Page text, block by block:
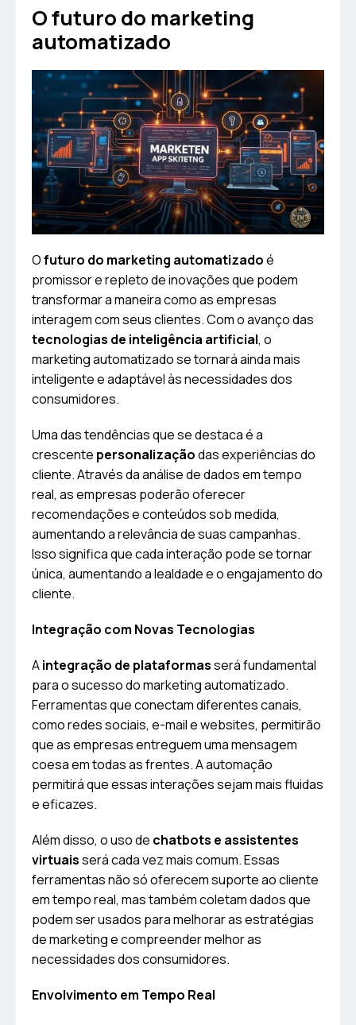
O futuro do marketing
automatizado
Ofuturo do marketing automatizadoé
promissor e repleto de inovações que podem
transformar a maneira como as empresas
interagem com seus clientes. Com o avanço das
tecnologias de inteligência artificial, o
marketing automatizado se tornará ainda mais
inteligente e adaptável às necessidades dos
consumidores.
Uma das tendências que se destaca é a
crescente personalizaçãodas experiências do
cliente. Através da análise de dados em tempo
real, as empresas poderão oferecer
recomendações e conteúdos sob medida,
aumentando a relevância de suas campanhas.
Isso significa que cada interação pode se tornar
única, aumentando a lealdade e o engajamento do
cliente.
Integração com Novas Tecnologias
Aintegração de plataformasserá fundamental
para o sucesso do marketing automatizado.
Ferramentas que conectam diferentes canais,
como redes sociais, e-mail e websites, permitirão
que as empresas entreguem uma mensagem
coesa em todas as frentes. A automação
permitirá que essas interações sejam mais fluidas
e eficazes.
Além disso, o uso de chatbots e assistentes
virtuaisserá cada vez mais comum. Essas
ferramentas não só oferecem suporte ao cliente
em tempo real, mas também coletam dados que
podem ser usados para melhorar as estratégias
de marketing e compreender melhor as
necessidades dos consumidores.
Envolvimento em Tempo Real